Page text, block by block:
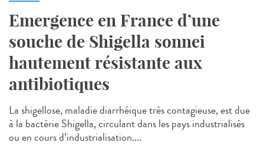
Emergence en France d’une
souche de Shigella sonnei
hautement résistante aux
antibiotiques
La shigellose, maladie diarrhéique très contagieuse, est due
à la bactérie Shigella, circulant dans les pays industrialisés
ou en cours d’industrialisation....